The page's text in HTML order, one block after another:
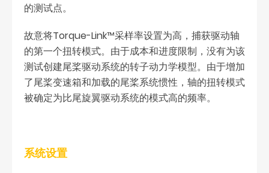
的测试点。
故意将Torque-Link™采样率设置为高，捕获驱动轴
的第一个扭转模式。由于成本和进度限制，没有为该
测试创建尾桨驱动系统的转子动力学模型。由于增加
了尾桨变速箱和加载的尾桨系统惯性，轴的扭转模式
被确定为比尾旋翼驱动系统的模式高的频率。
系统设置